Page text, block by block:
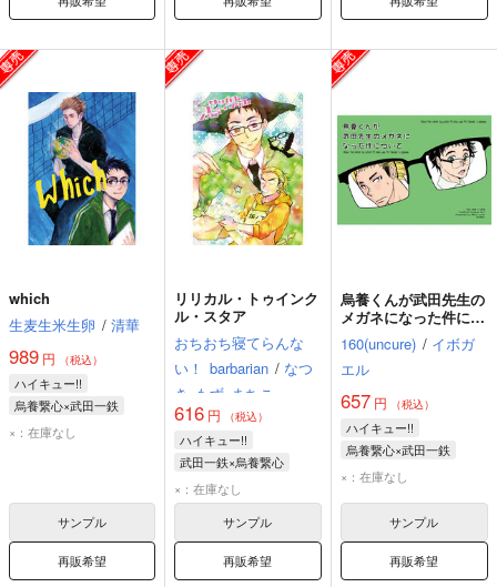
which
生麦生米生卵 / 清華
989 円 （税込）
ハイキュー!!
烏養繋心×武田一鉄
烏養繋心
×：在庫なし
サンプル
再販希望
リリカル・トゥインク
ル・スタア
おちおち寝てらんな
い！ barbarian / なつ
き
もず まちこ
616 円 （税込）
ハイキュー!!
武田一鉄×烏養繋心
武田一鉄
×：在庫なし
サンプル
再販希望
烏養くんが武田先生の
メガネになった件につ
いて
160(uncure) / イボガ
エル
657円 （税込）
ハイキュー!!
烏養繋心×武田一鉄
烏養繋心
×：在庫なし
サンプル
再販希望